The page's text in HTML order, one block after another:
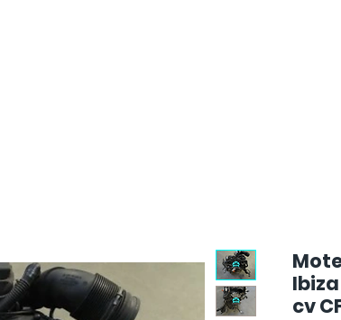
Ibiza
cv